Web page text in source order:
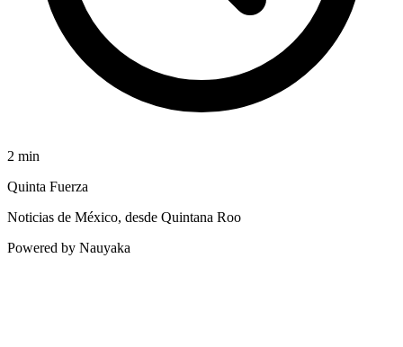
2 min
Quinta Fuerza
Noticias de México, desde Quintana Roo
Powered by Nauyaka